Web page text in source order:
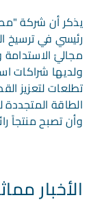
رئيسي في ترسيخ
مجاليْ
تطلعات لتعزيز
وأن تصبح منتجاً
الأخبار